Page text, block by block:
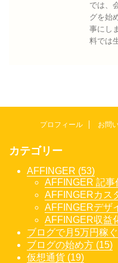
では、
グを始
事にし
料では
プロフィール お問
カテゴリー
AFFINGER (53)
AFFINGER 記事
AFFINGERカス
AFFINGERデザ
AFFINGER収益
ブログで月5万円稼
ブログの始め方 (15)
仮想通貨 (19)